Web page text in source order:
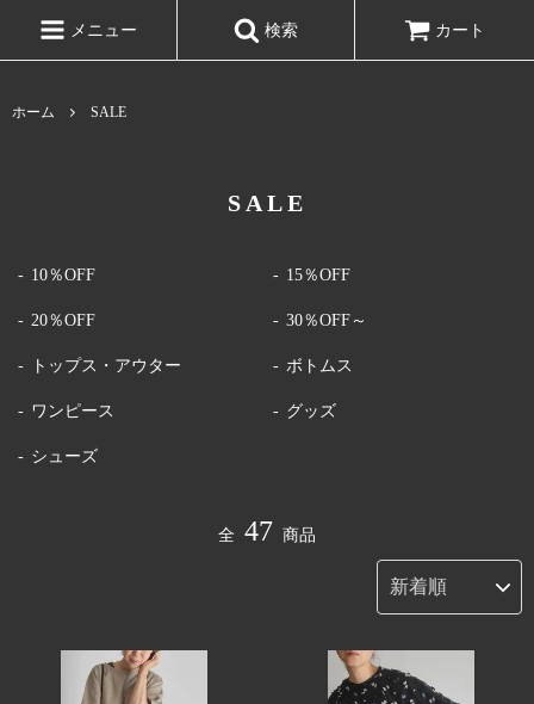
メニュー 検索 カート
ホーム SALE
SALE
10％OFF 15％OFF
20％OFF 30％OFF～
トップス・アウター ボトムス
ワンピース グッズ
シューズ
全 47 商品